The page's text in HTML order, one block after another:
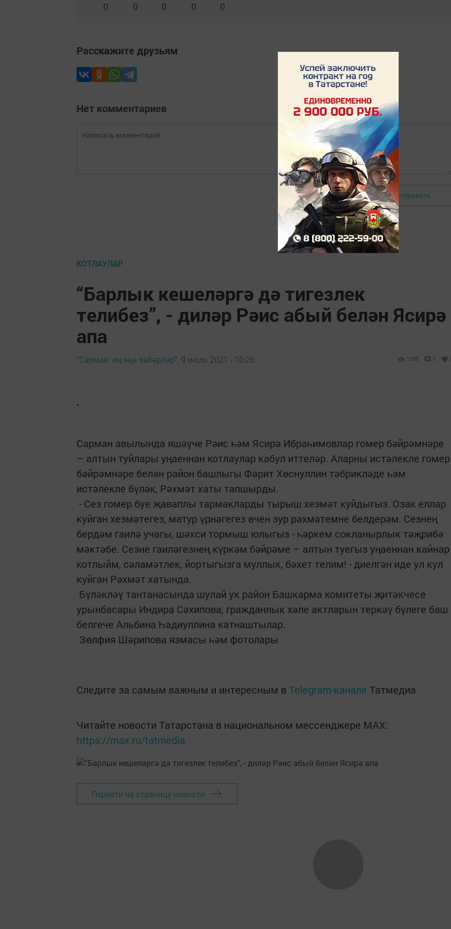
0 0 0 0 0
Расскажите друзьям
Нет комментариев
Авторизоваться Отправить
КОТЛАУЛАР
“Барлык кешеләргә дә тигезлек
телибез”, - диләр Рәис абый белән Ясирә
апа
"Сарман: иң яңа хәбәрләр", 9 июль 2021 - 10:26 1285 0
.
Сарман авылында яшәүче Рәис һәм Ясирә Ибраһимовлар гомер бәйрәмнәре
– алтын туйлары уңаеннан котлаулар кабул иттеләр. Аларны истәлекле гомер
бәйрәмнәре белән район башлыгы Фәрит Хөснуллин тәбрикләде һәм
истәлекле бүләк, Рәхмәт хаты тапшырды.
- Сез гомер буе җаваплы тармакларды тырыш хезмәт куйдыгыз. Озак еллар
куйган хезмәтегез, матур үрнәгегез өчен зур рәхмәтемне белдерәм. Сезнең
бердәм гаилә учагы, шәхси тормыш юлыгыз - һәркем сокланырлык тәҗрибә
мәктәбе. Сезне гаиләгезнең күркәм бәйрәме – алтын туегыз уңаеннан кайнар
котлыйм, сәламәтлек, йортыгызга муллык, бәхет телим! - диелгән иде ул кул
куйган Рәхмәт хатында.
Бүләкләү тантанасында шулай ук район Башкарма комитеты җитәкчесе
урынбасары Индира Сәхипова, гражданлык хәле актларын теркәү бүлеге баш
белгече Альбина Һадиуллина катнаштылар.
Зөлфия Шәрипова язмасы һәм фотолары
Следите за самым важным и интересным в Telegram-канале Татмедиа
Читайте новости Татарстана в национальном мессенджере MАХ:
https://max.ru/tatmedia
Перейти на страницу новости